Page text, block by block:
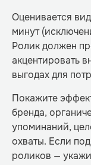
Оценивается
минут
Ролик должен
акцентировать
выгодах для
Покажите
бренда,
упоминаний,
охваты. Если
роликов —